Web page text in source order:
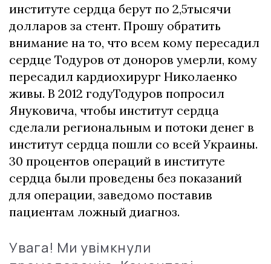
институте сердца берут по 2,5тысячи
долларов за стент. Прошу обратить
внимание на то, что всем кому пересадил
сердце Тодуров от доноров умерли, кому
пересадил кардиохирург Николаенко
живы. В 2012 годуТодуров попросил
Януковича, чтобы институт сердца
сделали региональным и потоки денег в
институт сердца пошли со всей Украины.
30 процентов операций в институте
сердца были проведены без показаний
для операции, заведомо поставив
пациентам ложный диагноз.
Увага! Ми увімкнули